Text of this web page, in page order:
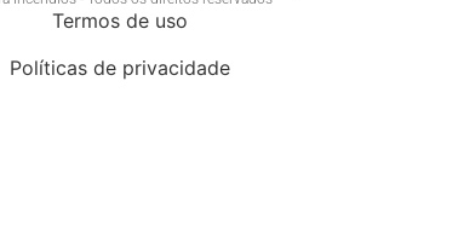
Termos de uso
Políticas de privacidade